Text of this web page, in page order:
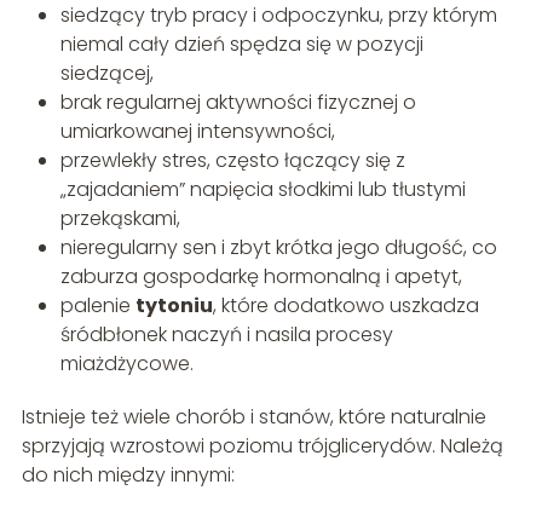
siedzący tryb pracy i odpoczynku, przy którym
niemal cały dzień spędza się w pozycji
siedzącej,
brak regularnej aktywności fizycznej o
umiarkowanej intensywności,
przewlekły stres, często łączący się z
„zajadaniem” napięcia słodkimi lub tłustymi
przekąskami,
nieregularny sen i zbyt krótka jego długość, co
zaburza gospodarkę hormonalną i apetyt,
palenie tytoniu, które dodatkowo uszkadza
śródbłonek naczyń i nasila procesy
miażdżycowe.
Istnieje też wiele chorób i stanów, które naturalnie
sprzyjają wzrostowi poziomu trójglicerydów. Należą
do nich między innymi: